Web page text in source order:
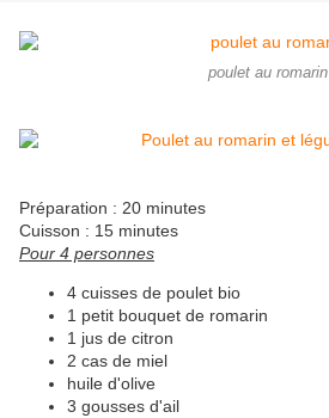
poulet au romarin
Préparation : 20 minutes
Cuisson : 15 minutes
Pour 4 personnes
4 cuisses de poulet bio
1 petit bouquet de romarin
1 jus de citron
2 cas de miel
huile d'olive
3 gousses d'ail